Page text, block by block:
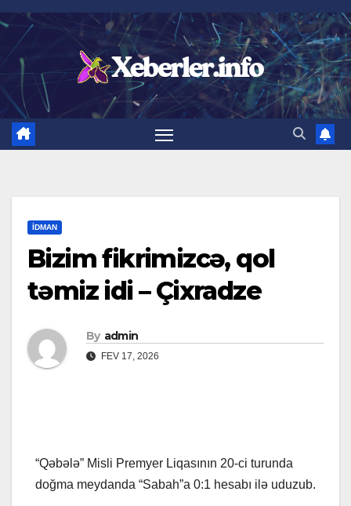
Skip
content
İDMAN
Bizim fikrimizcə, qol
təmiz idi – Çixradze
By admin
FEV 17, 2026
“Qəbələ” Misli Premyer Liqasının 20-ci turunda
doğma meydanda “Sabah”a 0:1 hesabı ilə uduzub.